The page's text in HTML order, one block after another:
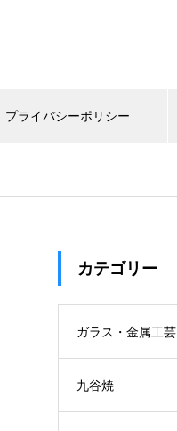
プライバシーポリシー
カテゴリー
ガラス・金属工芸
九谷焼